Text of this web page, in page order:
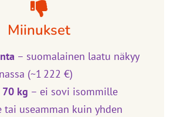
Miinukset
– suomalainen laatu näkyy
(~1 222 €)
70 kg – ei sovi isommille
tai useamman kuin yhden